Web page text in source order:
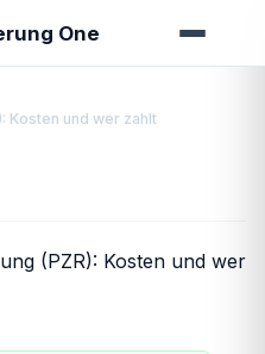
One
Kosten und wer zahlt